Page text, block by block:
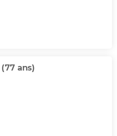
(77 ans)